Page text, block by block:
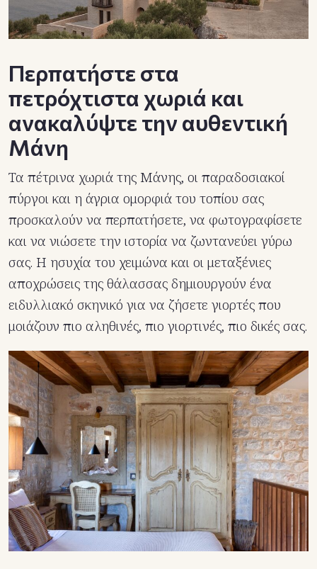
Περπατήστε στα
πετρόχτιστα χωριά και
ανακαλύψτε την αυθεντική
Μάνη
Τα πέτρινα χωριά της Μάνης, οι παραδοσιακοί
πύργοι και η άγρια ομορφιά του τοπίου σας
προσκαλούν να περπατήσετε, να φωτογραφίσετε
και να νιώσετε την ιστορία να ζωντανεύει γύρω
σας. Η ησυχία του χειμώνα και οι μεταξένιες
αποχρώσεις της θάλασσας δημιουργούν ένα
ειδυλλιακό σκηνικό για να ζήσετε γιορτές που
μοιάζουν πιο αληθινές, πιο γιορτινές, πιο δικές σας.